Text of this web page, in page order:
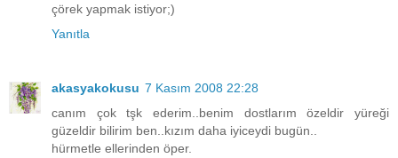
çörek yapmak istiyor;)
Yanıtla
akasyakokusu 7 Kasım 2008 22:28
canım çok tşk ederim..benim dostlarım özeldir yüreği
güzeldir bilirim ben..kızım daha iyiceydi bugün..
hürmetle ellerinden öper.